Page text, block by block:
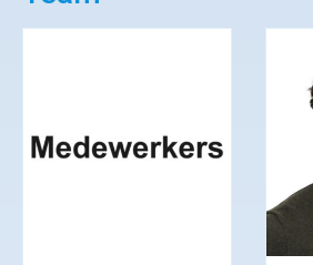
Contact
Manuele
therapie